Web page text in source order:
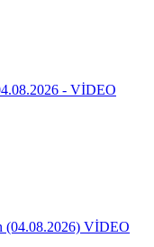
- VİDEO
(04.08.2026) VİDEO